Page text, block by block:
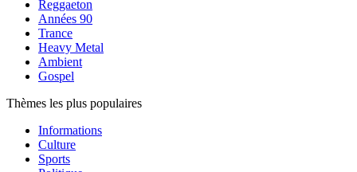
Reggaeton
Années 90
Trance
Heavy Metal
Ambient
Gospel
Thèmes les plus populaires
Informations
Culture
Sports